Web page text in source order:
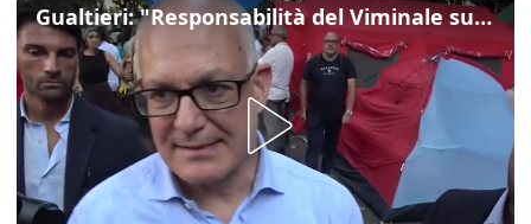
Gualtieri: "Responsabilità del Viminale su Spin Time? La posizione dei partiti è nota"